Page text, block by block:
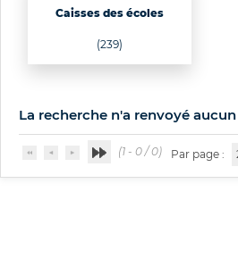
Caisses des écoles
(239)
La recherche n'a renvoyé
(1 - 0 / 0) Par page :